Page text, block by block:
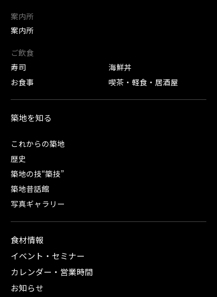
案内所
案内所
ご飲食
寿司
海鮮丼
お食事
喫茶・軽食・居酒屋
築地を知る
これからの築地
歴史
築地の技“築技”
築地昔話館
写真ギャラリー
食材情報
イベント・セミナー
カレンダー・営業時間
お知らせ